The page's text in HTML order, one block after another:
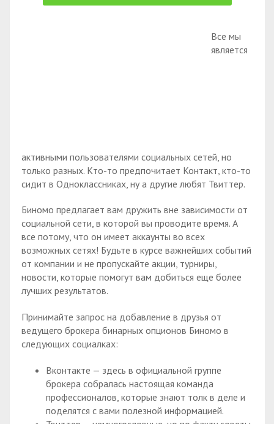
Все мы
является
активными пользователями социальных сетей, но
только разных. Кто-то предпочитает Контакт, кто-то
сидит в Одноклассниках, ну а другие любят Твиттер.
Биномо предлагает вам дружить вне зависимости от
социальной сети, в которой вы проводите время. А
все потому, что он имеет аккаунты во всех
возможных сетях! Будьте в курсе важнейших событий
от компании и не пропускайте акции, турниры,
новости, которые помогут вам добиться еще более
лучших результатов.
Принимайте запрос на добавление в друзья от
ведущего брокера бинарных опционов Биномо в
следующих социалках:
Вконтакте — здесь в официальной группе
брокера собралась настоящая команда
профессионалов, которые знают толк в деле и
поделятся с вами полезной информацией.